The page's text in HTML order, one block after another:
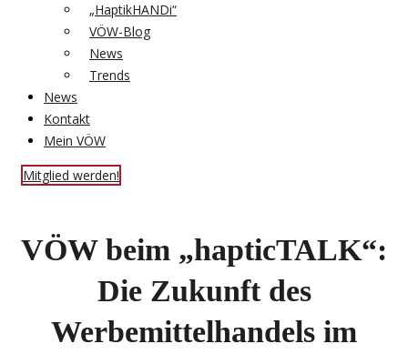
„HaptikHANDi“
VÖW-Blog
News
Trends
News
Kontakt
Mein VÖW
Mitglied werden!
VÖW beim „hapticTALK“:
Die Zukunft des
Werbemittelhandels im